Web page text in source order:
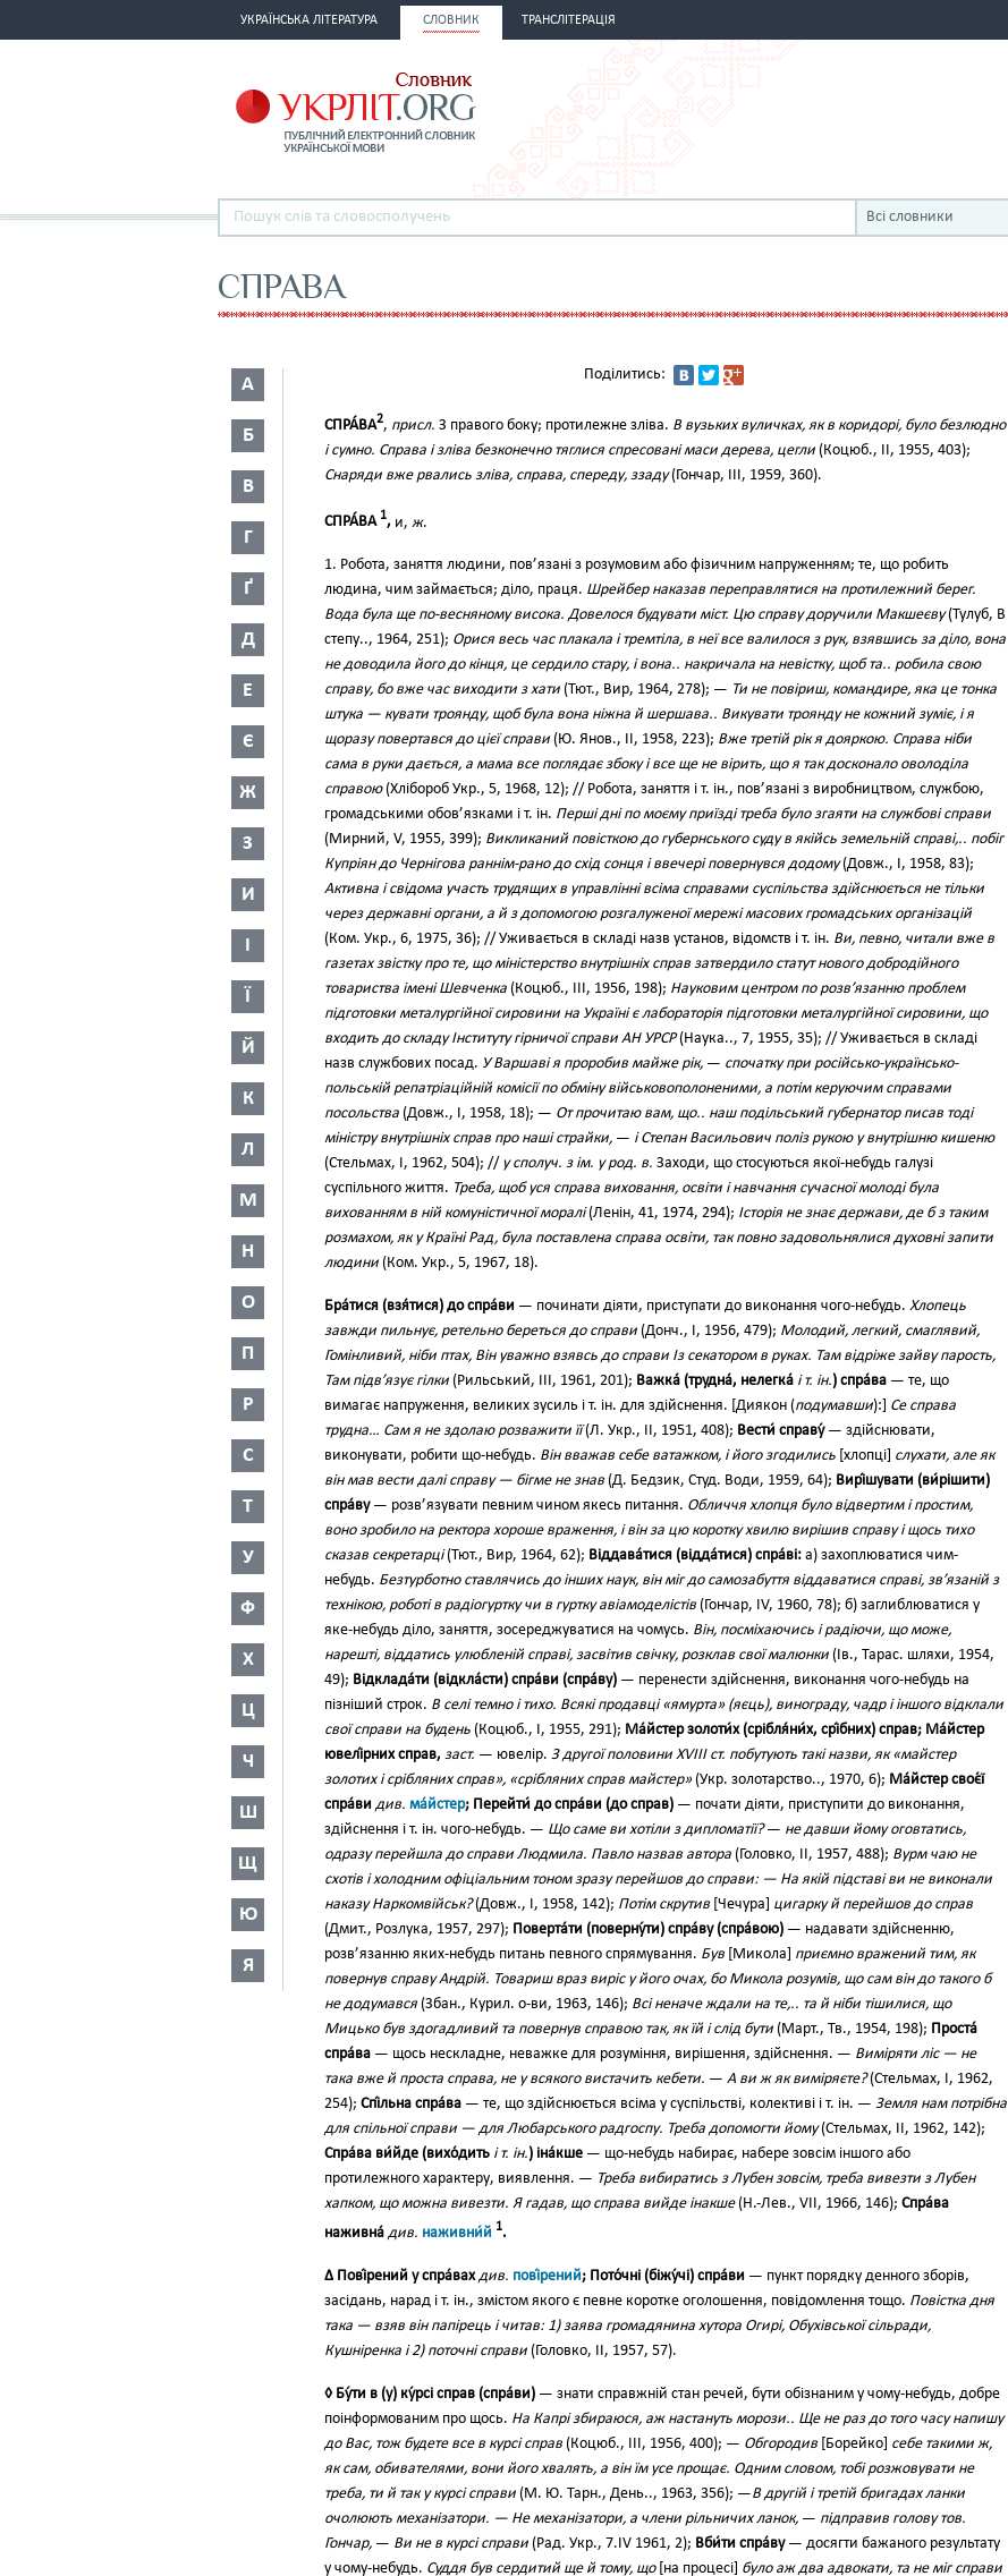
УКРАЇНСЬКА ЛІТЕРАТУРА СЛОВНИК ТРАНСЛІТЕРАЦІЯ
Всі словники
СПРАВА
А
Б
В
Г
Ґ
Д
Е
Є
Ж
З
И
І
Ї
Й
К
Л
М
Н
О
П
Р
С
Т
У
Ф
Х
Ц
Ч
Ш
Щ
Ю
Я
Поділитись:
СПРА́ВА2, присл. З правого боку; протилежне зліва. В вузьких вуличках, як в коридорі, було безлюдно
і сумно. Справа і зліва безконечно тяглися спресовані маси дерева, цегли (Коцюб., II, 1955, 403);
Снаряди вже рвались зліва, справа, спереду, ззаду(Гончар, III, 1959, 360).
СПРА́ВА 1, и, ж.
1. Робота, заняття людини, пов’язані з розумовим або фізичним напруженням; те, що робить
людина, чим займається; діло, праця. Шрейбер наказав переправлятися на протилежний берег.
Вода була ще по-весняному висока. Довелося будувати міст. Цю справу доручили Макшеєву(Тулуб, В
степу.., 1964, 251); Орися весь час плакала і тремтіла, в неї все валилося з рук, взявшись за діло, вона
не доводила його до кінця, це сердило стару, і вона.. накричала на невістку, щоб та.. робила свою
справу, бо вже час виходити з хати (Тют., Вир, 1964, 278); — Ти не повіриш, командире, яка це тонка
штука — кувати троянду, щоб була вона ніжна й шершава.. Викувати троянду не кожний зуміє, і я
щоразу повертався до цієї справи (Ю. Янов., II, 1958, 223); Вже третій рік я дояркою. Справа ніби
сама в руки дається, а мама все поглядає збоку і все ще не вірить, що я так досконало оволоділа
справою(Хлібороб Укр., 5, 1968, 12); // Робота, заняття і т. ін., пов’язані з виробництвом, службою,
громадськими обов’язками і т. ін. Перші дні по моєму приїзді треба було згаяти на службові справи
(Мирний, V, 1955, 399); Викликаний повісткою до губернського суду в якійсь земельній справі,.. побіг
Купріян до Чернігова раннім-рано до схід сонця і ввечері повернувся додому(Довж., І, 1958, 83);
Активна і свідома участь трудящих в управлінні всіма справами суспільства здійснюється не тільки
через державні органи, а й з допомогою розгалуженої мережі масових громадських організацій
(Ком. Укр., 6, 1975, 36); // Уживається в складі назв установ, відомств і т. ін. Ви, певно, читали вже в
газетах звістку про те, що міністерство внутрішніх справ затвердило статут нового добродійного
товариства імені Шевченка (Коцюб., III, 1956, 198); Науковим центром по розв’язанню проблем
підготовки металургійної сировини на Україні є лабораторія підготовки металургійної сировини, що
входить до складу Інституту гірничої справи АН УРСР(Наука.., 7, 1955, 35); // Уживається в складі
назв службових посад. У Варшаві я проробив майже рік, — спочатку при російсько-українсько-
польській репатріаційній комісії по обміну військовополоненими, а потім керуючим справами
посольства (Довж., І, 1958, 18); — От прочитаю вам, що.. наш подільський губернатор писав тоді
міністру внутрішніх справ про наші страйки, — і Степан Васильович поліз рукою у внутрішню кишеню
(Стельмах, І, 1962, 504); // у сполуч. з ім. у род. в. Заходи, що стосуються якої-небудь галузі
суспільного життя. Треба, щоб уся справа виховання, освіти і навчання сучасної молоді була
вихованням в ній комуністичної моралі(Ленін, 41, 1974, 294); Історія не знає держави, де б з таким
розмахом, як у Країні Рад, була поставлена справа освіти, так повно задовольнялися духовні запити
людини (Ком. Укр., 5, 1967, 18).
Бра́тися (взя́тися) до спра́ви — починати діяти, приступати до виконання чого-небудь. Хлопець
завжди пильнує, ретельно береться до справи (Донч., І, 1956, 479); Молодий, легкий, смаглявий,
Гомінливий, ніби птах, Він уважно взявсь до справи Із секатором в руках. Там відріже зайву парость,
Там підв’язує гілки (Рильський, III, 1961, 201); Важка́ (трудна́, нелегка́ i т. ін.) спра́ва — те, що
вимагає напруження, великих зусиль і т. ін. для здійснення. [Диякон (подумавши):] Се справа
трудна… Сам я не здолаю розважити її(Л. Укр., II, 1951, 408); Вести́ справу́— здійснювати,
виконувати, робити що-небудь. Він вважав себе ватажком, і його згодились [хлопці] слухати, але як
він мав вести далі справу — бігме не знав (Д. Бедзик, Студ. Води, 1959, 64); Вирі́шувати (ви́рішити)
спра́ву— розв’язувати певним чином якесь питання. Обличчя хлопця було відвертим і простим,
воно зробило на ректора хороше враження, і він за цю коротку хвилю вирішив справу і щось тихо
сказав секретарці(Тют., Вир, 1964, 62); Віддава́тися (відда́тися) спра́ві: а) захоплюватися чим-
небудь. Безтурботно ставлячись до інших наук, він міг до самозабуття віддаватися справі, зв’язаній з
технікою, роботі в радіогуртку чи в гуртку авіамоделістів (Гончар, IV, 1960, 78); б) заглиблюватися у
яке-небудь діло, заняття, зосереджуватися на чомусь. Він, посміхаючись і радіючи, що може,
нарешті, віддатись улюбленій справі, засвітив свічку, розклав свої малюнки (Ів., Тарас. шляхи, 1954,
49); Відклада́ти (відкла́сти) спра́ви (спра́ву) — перенести здійснення, виконання чого-небудь на
пізніший строк. В селі темно і тихо. Всякі продавці «ямурта» (яєць), винограду, чадр і іншого відклали
свої справи на будень (Коцюб., І, 1955, 291); Ма́йстер золоти́х (срібля́ни́х, срі́бних) справ; Ма́йстер
ювелі́рних справ, заст. — ювелір. З другої половини XVIII ст. побутують такі назви, як «майстер
золотих і срібляних справ», «срібляних справ майстер»(Укр. золотарство.., 1970, 6); Ма́йстер своє́ї
спра́ви див. ма́йстер; Перейти́ до спра́ви (до справ) — почати діяти, приступити до виконання,
здійснення і т. ін. чого-небудь. — Що саме ви хотіли з дипломатії?— не давши йому оговтатись,
одразу перейшла до справи Людмила. Павло назвав автора (Головко, II, 1957, 488); Вурм чаю не
схотів і холодним офіціальним тоном зразу перейшов до справи: — На якій підставі ви не виконали
наказу Наркомвійськ?(Довж., І, 1958, 142); Потім скрутив [Чечура] цигарку й перейшов до справ
(Дмит., Розлука, 1957, 297); Поверта́ти (поверну́ти) спра́ву (спра́вою) — надавати здійсненню,
розв’язанню яких-небудь питань певного спрямування. Був [Микола] приємно вражений тим, як
повернув справу Андрій. Товариш враз виріс у його очах, бо Микола розумів, що сам він до такого б
не додумався (Збан., Курил. о-ви, 1963, 146); Всі неначе ждали на те,.. та й ніби тішилися, що
Мицько був здогадливий та повернув справою так, як їй і слід бути (Март., Тв., 1954, 198); Проста́
спра́ва — щось нескладне, неважке для розуміння, вирішення, здійснення. — Виміряти ліс — не
така вже й проста справа, не у всякого вистачить кебети. — А ви ж як виміряєте?(Стельмах, І, 1962,
254); Спі́льна спра́ва — те, що здійснюється всіма у суспільстві, колективі і т. ін. — Земля нам потрібна
для спільної справи — для Любарського радгоспу. Треба допомогти йому(Стельмах, II, 1962, 142);
Спра́ва ви́йде (вихо́дить і т. ін.) іна́кше — що-небудь набирає, набере зовсім іншого або
протилежного характеру, виявлення. — Треба вибиратись з Лубен зовсім, треба вивезти з Лубен
хапком, що можна вивезти. Я гадав, що справа вийде інакше(Н.-Лев., VII, 1966, 146); Спра́ва
наживна́ див. наживни́й 1.
∆ Пові́рений у спра́вах див. пові́рений; Пото́чні (біжу́чі) спра́ви — пункт порядку денного зборів,
засідань, нарад і т. ін., змістом якого є певне коротке оголошення, повідомлення тощо. Повістка дня
така — взяв він папірець і читав: 1) заява громадянина хутора Огирі, Обухівської сільради,
Кушніренка і 2) поточні справи (Головко, II, 1957, 57).
◊ Бу́ти в (у) ку́рсі справ (спра́ви) — знати справжній стан речей, бути обізнаним у чому-небудь, добре
поінформованим про щось. На Капрі збираюся, аж настануть морози.. Ще не раз до того часу напишу
до Вас, тож будете все в курсі справ (Коцюб., III, 1956, 400); — Обгородив [Борейко] себе такими ж,
як сам, обивателями, вони його хвалять, а він їм усе прощає. Одним словом, тобі розжовувати не
треба, ти й так у курсі справи (М. Ю. Тарн., День.., 1963, 356); —В другій і третій бригадах ланки
очолюють механізатори. — Не механізатори, а члени рільничих ланок, — підправив голову тов.
Гончар, — Ви не в курсі справи (Рад. Укр., 7.IV 1961, 2); Вби́ти спра́ву— досягти бажаного результату
у чому-небудь. Суддя був сердитий ще й тому, що[на процесі] було аж два адвокати, та не міг справи